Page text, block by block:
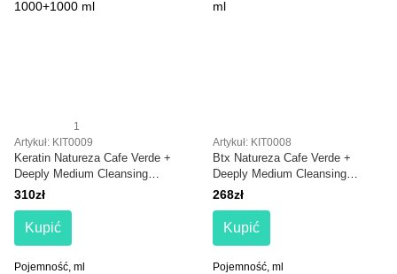
1
Artykuł: KIT0009
Keratin Natureza Cafe Verde +
Deeply Medium Cleansing
Shampoo 7.3 pH 1000+1000 ml
310zł
Kupić
Pojemność, ml
Artykuł: KIT0008
Btx Natureza Cafe Verde +
Deeply Medium Cleansing
Shampoo 7.3 pH 1000+1000 ml
268zł
Kupić
Pojemność, ml